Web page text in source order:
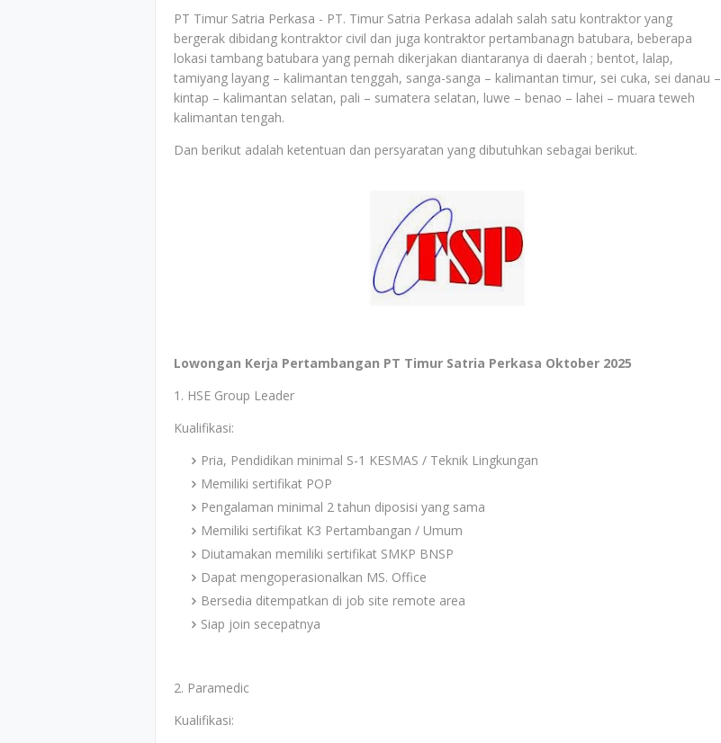
PT Timur Satria Perkasa - PT. Timur Satria Perkasa adalah salah satu kontraktor yang
bergerak dibidang kontraktor civil dan juga kontraktor pertambanagn batubara, beberapa
lokasi tambang batubara yang pernah dikerjakan diantaranya di daerah ; bentot, lalap,
tamiyang layang – kalimantan tenggah, sanga-sanga – kalimantan timur, sei cuka, sei danau –
kintap – kalimantan selatan, pali – sumatera selatan, luwe – benao – lahei – muara teweh
kalimantan tengah.
Dan berikut adalah ketentuan dan persyaratan yang dibutuhkan sebagai berikut.
Lowongan Kerja Pertambangan PT Timur Satria Perkasa Oktober 2025
1. HSE Group Leader
Kualifikasi:
Pria, Pendidikan minimal S-1 KESMAS / Teknik Lingkungan
Memiliki sertifikat POP
Pengalaman minimal 2 tahun diposisi yang sama
Memiliki sertifikat K3 Pertambangan / Umum
Diutamakan memiliki sertifikat SMKP BNSP
Dapat mengoperasionalkan MS. Office
Bersedia ditempatkan di job site remote area
Siap join secepatnya
2. Paramedic
Kualifikasi: